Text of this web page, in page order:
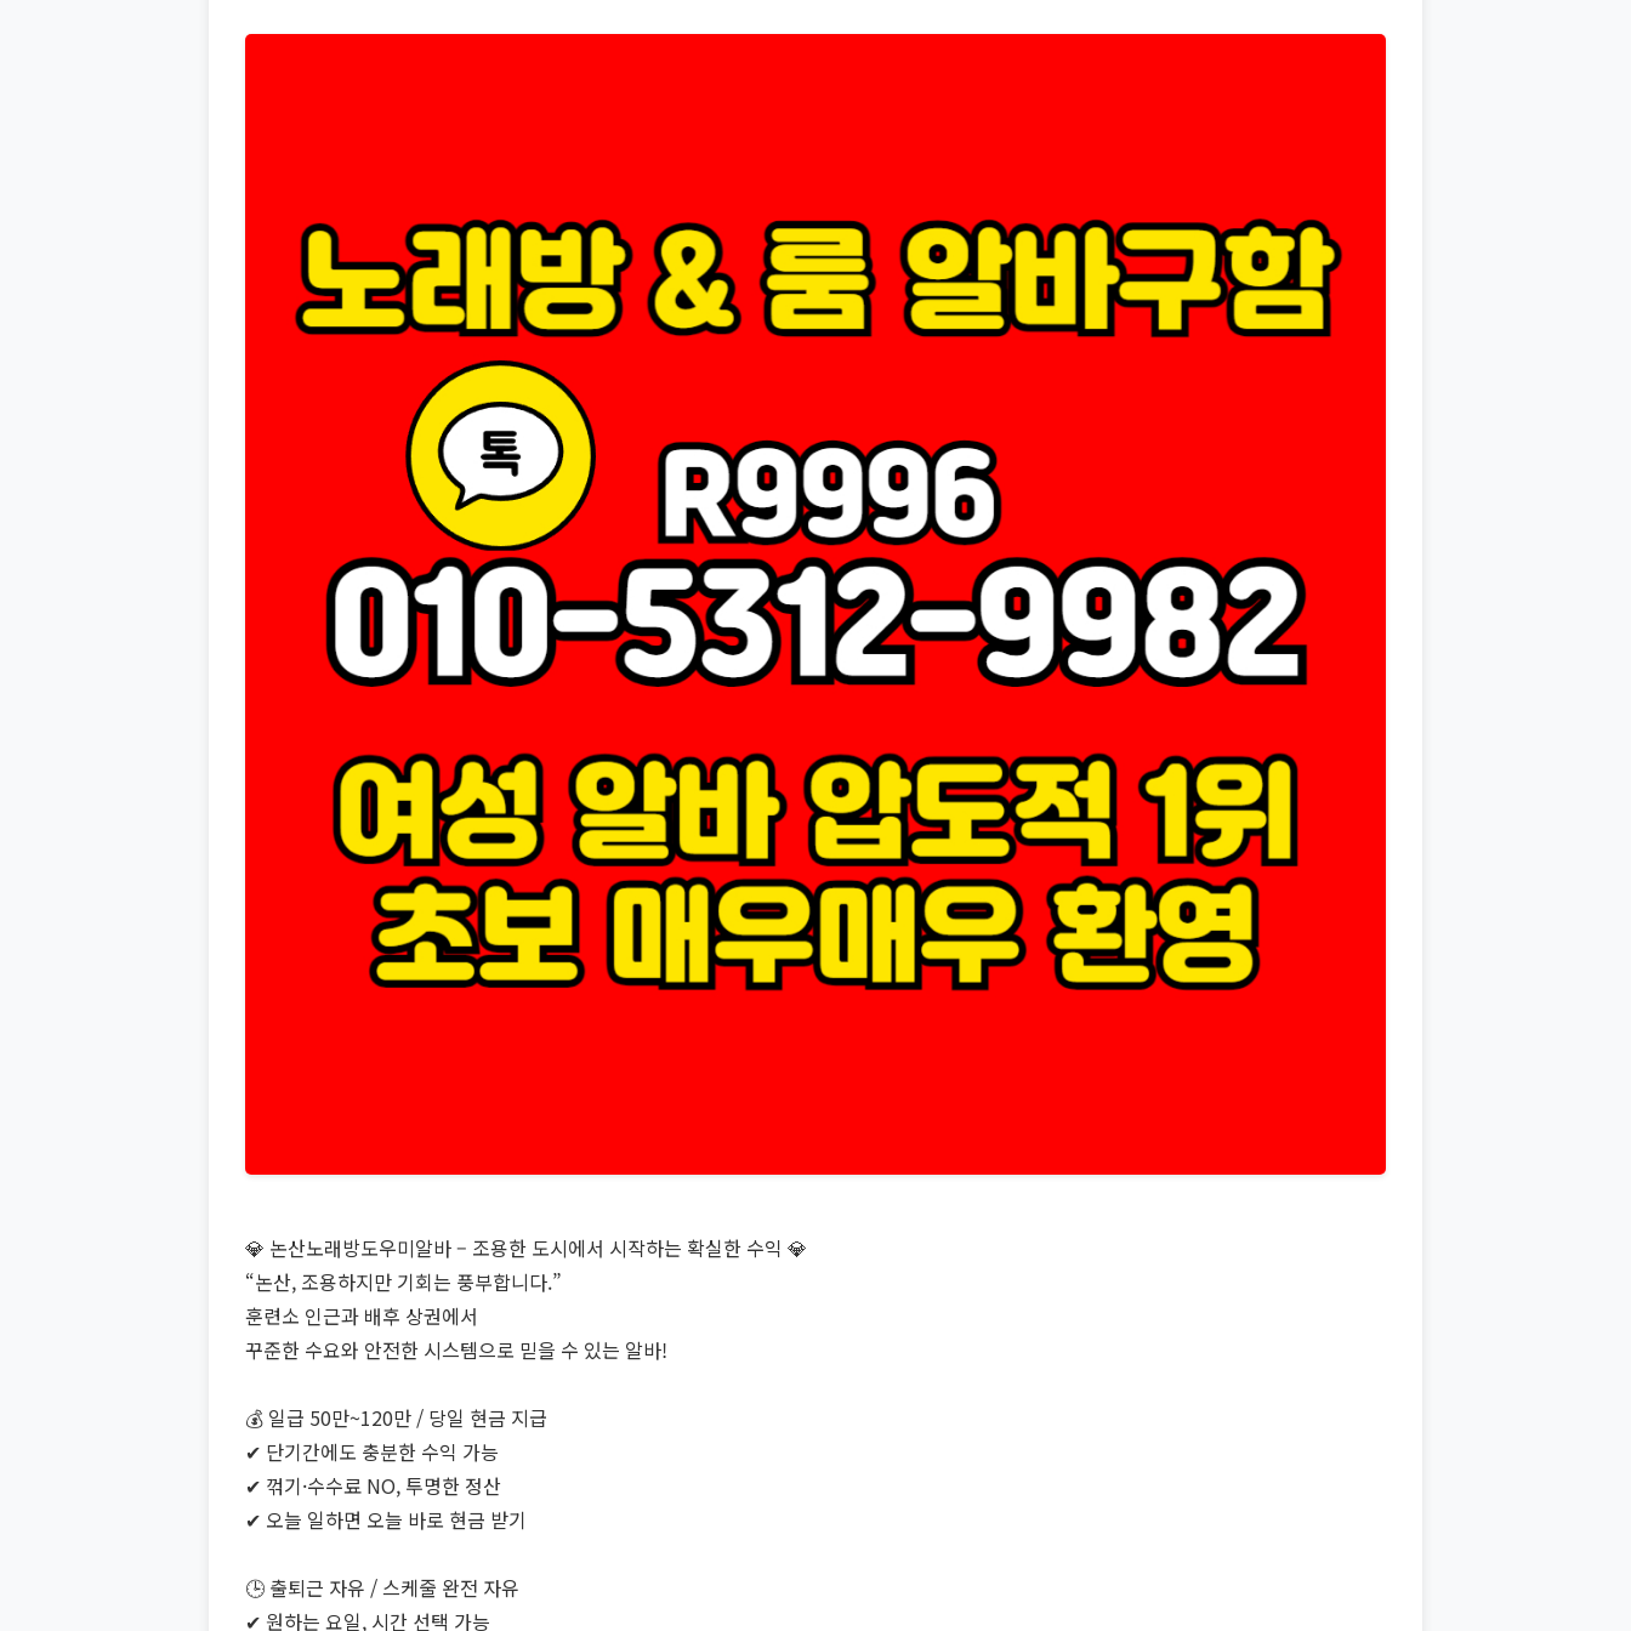
💎 논산노래방도우미알바 – 조용한 도시에서 시작하는 확실한 수익 💎
“논산, 조용하지만 기회는 풍부합니다.”
훈련소 인근과 배후 상권에서
꾸준한 수요와 안전한 시스템으로 믿을 수 있는 알바!
💰 일급 50만~120만 / 당일 현금 지급
✔ 단기간에도 충분한 수익 가능
✔ 꺾기·수수료 NO, 투명한 정산
✔ 오늘 일하면 오늘 바로 현금 받기
🕒 출퇴근 자유 / 스케줄 완전 자유
✔ 원하는 요일, 시간 선택 가능